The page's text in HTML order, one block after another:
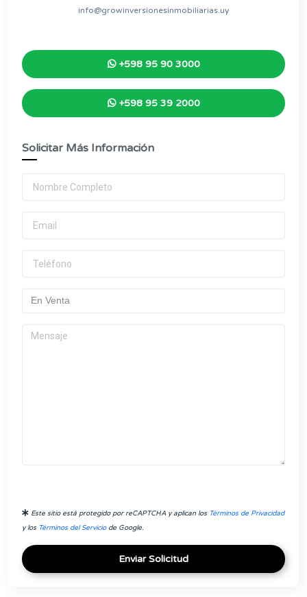
info@growinversionesinmobiliarias.uy
+598 95 90 3000
+598 95 39 2000
Solicitar Más Información
Este sitio está protegido por reCAPTCHA y aplican los Términos de Privacidad
y los Términos del Serviciode Google.
Enviar Solicitud